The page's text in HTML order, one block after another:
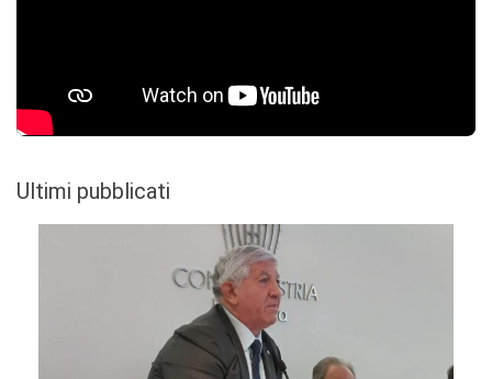
Ultimi pubblicati